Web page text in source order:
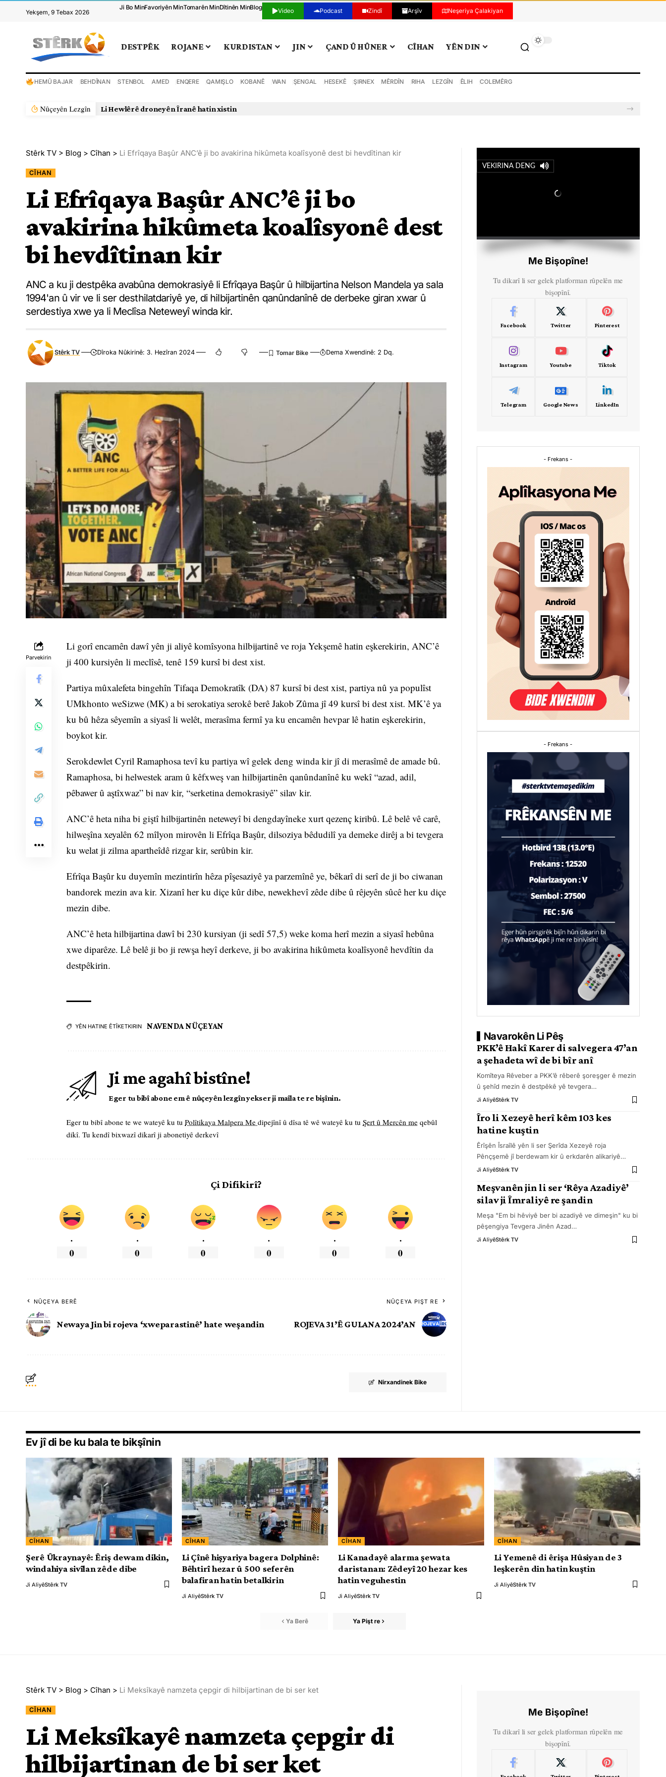
Yekşem, 9 Tebax 2026
Ji Bo MinFavoriyên MinTomarên MinDîtinên MinBlog Video Podcast Zindî Arşîv Neşeriya Çalakiyan
DESTPÊK ROJANE KURDISTAN JIN ÇAND Û HÛNER CÎHAN YÊN DIN
HEMÛ BAJAR BEHDÎNAN STENBOL AMED ENQERE QAMIŞLO KOBANÊ WAN ŞENGAL HESEKÊ ŞIRNEX MÊRDÎN RIHA LEZGÎN ÊLIH COLEMÊRG
Nûçeyên Lezgîn Li Hewlêrê droneyên Îranê hatin xistin
Stêrk TV > Blog > Cîhan > Li Efrîqaya Başûr ANC’ê ji bo avakirina hikûmeta koalîsyonê dest bi hevdîtinan kir
CÎHAN
Li Efrîqaya Başûr ANC’ê ji bo
avakirina hikûmeta koalîsyonê dest
bi hevdîtinan kir
ANC a ku ji destpêka avabûna demokrasiyê li Efrîqaya Başûr û hilbijartina Nelson Mandela ya sala
1994'an û vir ve li ser desthilatdariyê ye, di hilbijartinên qanûndanînê de derbeke giran xwar û
serdestiya xwe ya li Meclîsa Neteweyî winda kir.
Stêrk TV Dîroka Nûkirinê: 3. Hezîran 2024 Dema Xwendinê: 2 Dq.
Parvekirin
Li gorî encamên dawî yên ji aliyê komîsyona hilbijartinê ve roja Yekşemê hatin eşkerekirin, ANC’ê
ji 400 kursiyên li meclîsê, tenê 159 kursî bi dest xist.
Partiya mûxalefeta bingehîn Tifaqa Demokratîk (DA) 87 kursî bi dest xist, partiya nû ya populîst
UMkhonto weSizwe (MK) a bi serokatiya serokê berê Jakob Zûma jî 49 kursî bi dest xist. MK’ê ya
ku bû hêza sêyemîn a siyasî li welêt, merasîma fermî ya ku encamên hevpar lê hatin eşkerekirin,
boykot kir.
Serokdewlet Cyril Ramaphosa tevî ku partiya wî gelek deng winda kir jî di merasîmê de amade bû.
Ramaphosa, bi helwestek aram û kêfxweş van hilbijartinên qanûndanînê ku wekî “azad, adil,
pêbawer û aştîxwaz” bi nav kir, “serketina demokrasiyê” silav kir.
ANC’ê heta niha bi giştî hilbijartinên neteweyî bi dengdayîneke xurt qezenç kiribû. Lê belê vê carê,
hilweşîna xeyalên 62 mîlyon mirovên li Efrîqa Başûr, dilsoziya bêdudilî ya demeke dirêj a bi tevgera
ku welat ji zilma apartheîdê rizgar kir, serûbin kir.
Efrîqa Başûr ku duyemîn mezintirîn hêza pîşesaziyê ya parzemînê ye, bêkarî di serî de ji bo ciwanan
bandorek mezin ava kir. Xizanî her ku diçe kûr dibe, newekhevî zêde dibe û rêjeyên sûcê her ku diçe
mezin dibe.
ANC’ê heta hilbijartina dawî bi 230 kursiyan (ji sedî 57,5) weke koma herî mezin a siyasî hebûna
xwe diparêze. Lê belê ji bo ji rewşa heyî derkeve, ji bo avakirina hikûmeta koalîsyonê hevdîtin da
destpêkirin.
YÊN HATINE ÊTÎKETKIRIN NAVENDA NÜÇEYAN
Ji me agahî bistîne!
Eger tu bibî abone em ê nûçeyên lezgîn yekser ji maîla te re bişînin.
Eger tu bibî abone te we wateyê ku tu Polîtikaya Malpera Me dipejînî û dîsa tê wê wateyê ku tu Şert û Mercên me qebûl
dikî. Tu kendî bixwazî dikarî ji abonetiyê derkevî
Çi Difikirî?
.
0
.
0
.
0
.
0
.
0
.
0
NÛÇEYA BERÊ
Newaya Jin bi rojeva ‘xweparastinê’ hate weşandin
NÛÇEYA PIŞT RE
ROJEVA 31’Ê GULANA 2024’AN
Nirxandinek Bike
VEKIRINA DENG
Me Bişopîne!
Tu dikarî li ser gelek platforman rûpelên me
bişopînî.
Facebook Twitter Pinterest
Instagram Youtube Tiktok
Telegram Google News LinkedIn
- Frekans -
- Frekans -
Navarokên Li Pêş
PKK’ê Hakî Karer di salvegera 47’an
a şehadeta wî de bi bîr anî
Komîteya Rêveber a PKK’ê rêberê şoreşger ê mezin
û şehîd mezin ê destpêkê yê tevgera…
Ji AliyêStêrk TV
Îro li Xezeyê herî kêm 103 kes
hatine kuştin
Êrîşên Îsraîlê yên li ser Şerîda Xezeyê roja
Pênçşemê jî berdewam kir û erkdarên alikariyê…
Ji AliyêStêrk TV
Meşvanên jin li ser ‘Rêya Azadiyê’
silav ji Îmraliyê re şandin
Meşa "Em bi hêviyê ber bi azadiyê ve dimeşin" ku bi
pêşengiya Tevgera Jinên Azad…
Ji AliyêStêrk TV
Ev jî di be ku bala te bikşînin
CÎHAN
Şerê Ûkraynayê: Êriş dewam dikin,
windahiya sivîlan zêde dibe
Ji AliyêStêrk TV
CÎHAN
Li Çînê hişyariya bagera Dolphinê:
Bêhtirî hezar û 500 seferên
balafiran hatin betalkirin
Ji AliyêStêrk TV
CÎHAN
Li Kanadayê alarma şewata
daristanan: Zêdeyî 20 hezar kes
hatin veguhestin
Ji AliyêStêrk TV
CÎHAN
Li Yemenê di êrişa Hûsiyan de 3
leşkerên din hatin kuştin
Ji AliyêStêrk TV
Ya Berê Ya Pişt re
Stêrk TV > Blog > Cîhan > Li Meksîkayê namzeta çepgir di hilbijartinan de bi ser ket
CÎHAN
Li Meksîkayê namzeta çepgir di
hilbijartinan de bi ser ket
Me Bişopîne!
Tu dikarî li ser gelek platforman rûpelên me
bişopînî.